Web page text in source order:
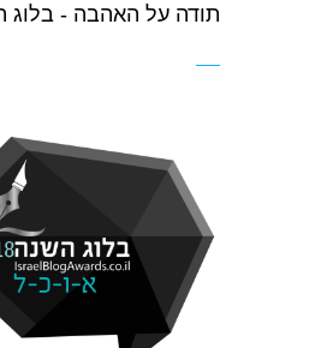
תודה על האהבה - בלוג